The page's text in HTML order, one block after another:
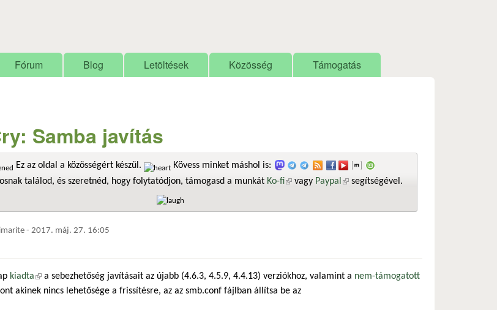
Fórum Blog Letöltések Közösség Támogatás
Samba javítás
Ez az oldal a közösségért készül.
Kövess minket máshol is:
találod, és szeretnéd, hogy folytatódjon, támogasd a munkát Ko-fi(külső hivatkozás)
vagy Paypal (külső hivatkozás)
segítségével.
- 2017. máj. 27. 16:05
kiadta(külső hivatkozás)
a sebezhetőség javításait az újabb (4.6.3, 4.5.9, 4.4.13) verziókhoz, valamint a nem-támogatott
akinek nincs lehetősége a frissítésre, az az smb.conf fájlban állítsa be az